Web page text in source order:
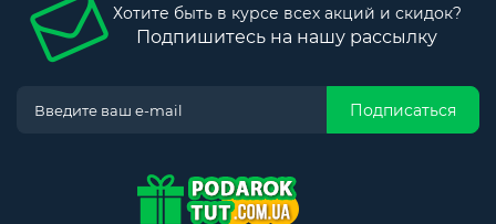
Хотите быть в курсе всех акций и скидок?
Подпишитесь на нашу рассылку
Подписаться